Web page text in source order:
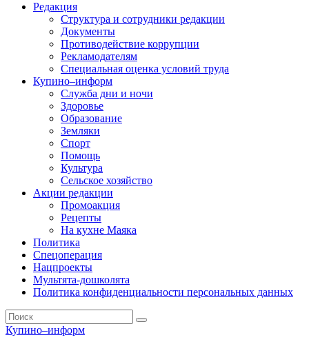
Редакция
Структура и сотрудники редакции
Документы
Противодействие коррупции
Рекламодателям
Специальная оценка условий труда
Купино–информ
Служба дни и ночи
Здоровье
Образование
Земляки
Спорт
Помощь
Культура
Сельское хозяйство
Акции редакции
Промоакция
Рецепты
На кухне Маяка
Политика
Спецоперация
Нацпроекты
Мультята-дошколята
Политика конфиденциальности персональных данных
Купино–информ